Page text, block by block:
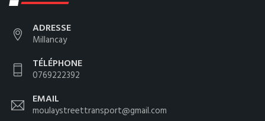
ADRESSE
Millancay
TÉLÉPHONE
0769222392
EMAIL
moulaystreettransport@gmail.com